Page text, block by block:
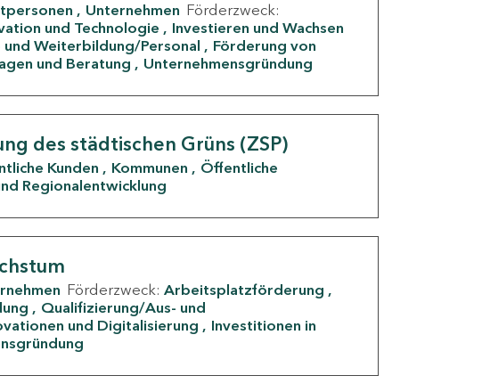
Unternehmen Förderzweck:
und Technologie
Investieren und Wachsen
Weiterbildung/Personal
Förderung von
und Beratung Unternehmensgründung
des städtischen Grüns (ZSP)
Kunden Kommunen
Öffentliche
Regionalentwicklung
Förderzweck: Arbeitsplatzförderung
Qualifizierung/Aus- und
und Digitalisierung
Investitionen in